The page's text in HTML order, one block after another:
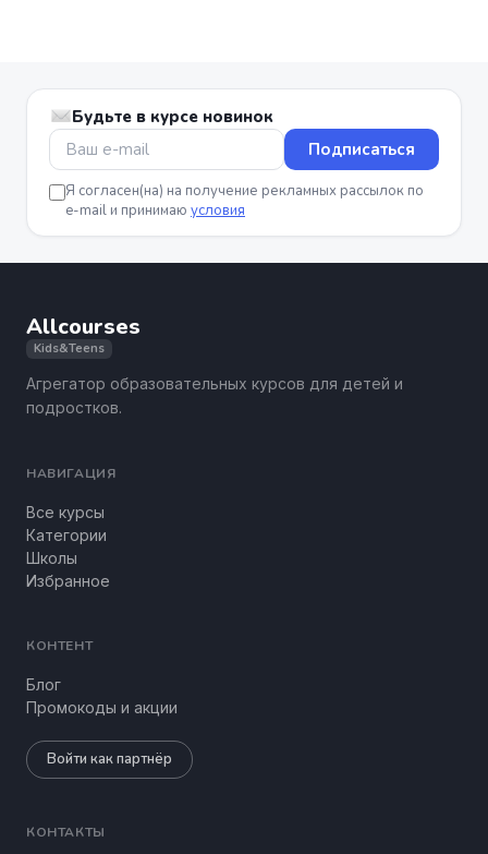
Будьте в курсе новинок
Подписаться
Я согласен(на) на получение рекламных рассылок по
e-mail и принимаю условия
Allcourses
Kids&Teens
Агрегатор образовательных курсов для детей и
подростков.
НАВИГАЦИЯ
Все курсы
Категории
Школы
Избранное
КОНТЕНТ
Блог
Промокоды и акции
Войти как партнёр
КОНТАКТЫ